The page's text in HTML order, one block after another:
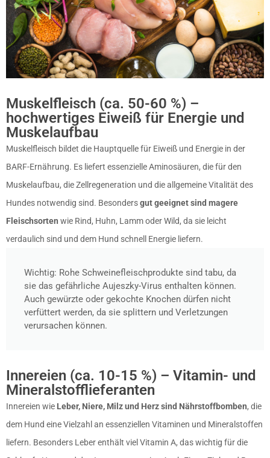
Muskelfleisch (ca. 50-60 %) –
hochwertiges Eiweiß für Energie und
Muskelaufbau
Muskelfleisch bildet die Hauptquelle für Eiweiß und Energie in der
BARF-Ernährung. Es liefert essenzielle Aminosäuren, die für den
Muskelaufbau, die Zellregeneration und die allgemeine Vitalität des
Hundes notwendig sind. Besondersgut geeignet sind magere
Fleischsorten wie Rind, Huhn, Lamm oder Wild, da sie leicht
verdaulich sind und dem Hund schnell Energie liefern.
Wichtig: Rohe Schweinefleischprodukte sind tabu, da
sie das gefährliche Aujeszky-Virus enthalten können.
Auch gewürzte oder gekochte Knochen dürfen nicht
verfüttert werden, da sie splittern und Verletzungen
verursachen können.
Innereien (ca. 10-15 %) – Vitamin- und
Mineralstofflieferanten
Innereien wie Leber, Niere, Milz und Herz sind Nährstoffbomben, die
dem Hund eine Vielzahl an essenziellen Vitaminen und Mineralstoffen
liefern. Besonders Leber enthält viel Vitamin A, das wichtig für die